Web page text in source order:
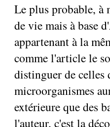
Le plus probable, à
de vie mais à base
appartenant à la
comme l'article le
distinguer de celles
microorganismes
extérieure que des
l'auteur, c'est la